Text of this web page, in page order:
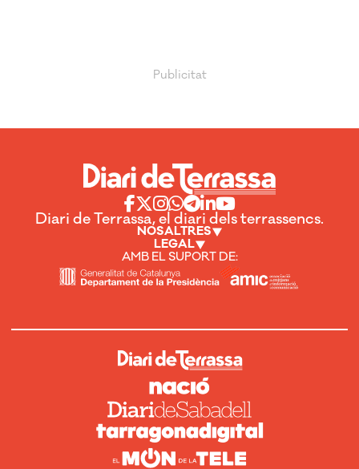
Diari de Terrassa, el diari dels terrassencs.
NOSALTRES
LEGAL
AMB EL SUPORT DE: